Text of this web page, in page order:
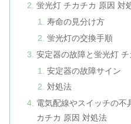
蛍光灯 チカチカ 原因 対
寿命の見分け方
蛍光灯の交換手順
安定器の故障と蛍光灯
安定器の故障サイン
対処法
電気配線やスイッチの不
カチカ 原因 対処法